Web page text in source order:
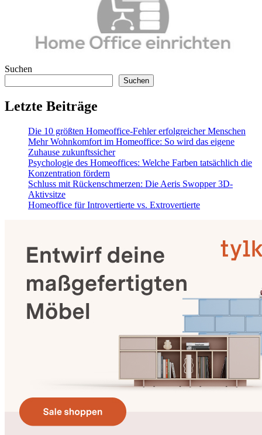
Suchen
Suchen
Letzte Beiträge
Die 10 größten Homeoffice-Fehler erfolgreicher Menschen
Mehr Wohnkomfort im Homeoffice: So wird das eigene
Zuhause zukunftssicher
Psychologie des Homeoffices: Welche Farben tatsächlich die
Konzentration fördern
Schluss mit Rückenschmerzen: Die Aeris Swopper 3D-
Aktivsitze
Homeoffice für Introvertierte vs. Extrovertierte